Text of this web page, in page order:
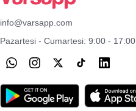
info@varsapp.com
Pazartesi - Cumartesi: 9:00 - 17:00